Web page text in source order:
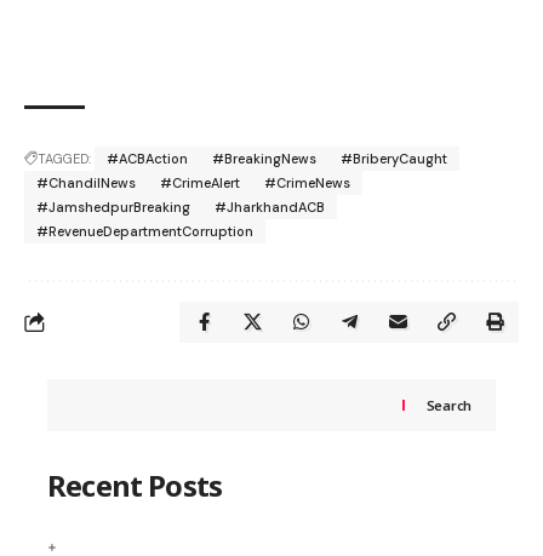
TAGGED: #ACBAction #BreakingNews
#BriberyCaught
#ChandilNews
#CrimeAlert
#CrimeNews
#JamshedpurBreaking
#JharkhandACB
#RevenueDepartmentCorruption
Search
Recent Posts